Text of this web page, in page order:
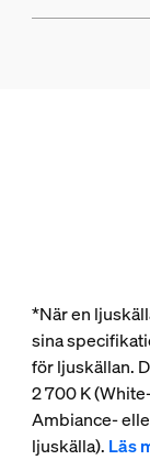
*När en
sina
för ljuskällan.
2 700 K
Ambiance-
ljuskälla). Läs